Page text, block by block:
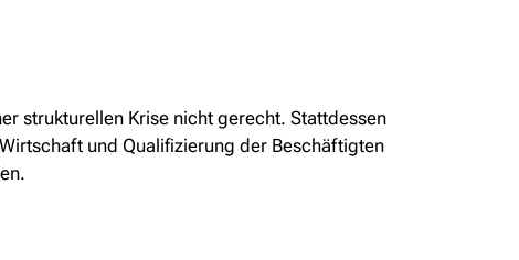
strukturellen Krise nicht gerecht. Stattdessen
und Qualifizierung der Beschäftigten